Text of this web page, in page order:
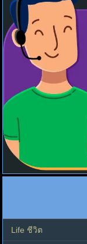
Life ชีวิต